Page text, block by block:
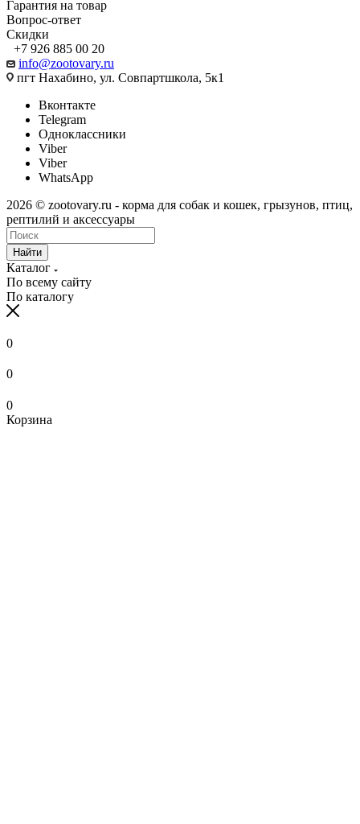
Гарантия на товар
Вопрос-ответ
Скидки
+7 926 885 00 20
info@zootovary.ru
пгт Нахабино, ул. Совпартшкола, 5к1
Вконтакте
Telegram
Одноклассники
Viber
Viber
WhatsApp
2026 © zootovary.ru - корма для собак и кошек, грызунов, птиц,
рептилий и аксессуары
Найти
Каталог
По всему сайту
По каталогу
0
0
0
Корзина